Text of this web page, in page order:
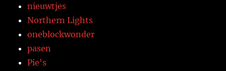
nieuwtjes
Northern Lights
oneblockwonder
pasen
Pie's